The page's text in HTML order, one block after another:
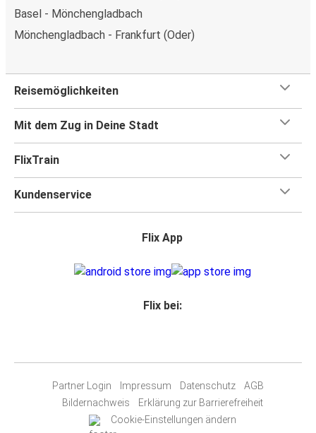
Basel - Mönchengladbach
Mönchengladbach - Frankfurt (Oder)
Reisemöglichkeiten
Mit dem Zug in Deine Stadt
FlixTrain
Kundenservice
Flix App
Flix bei:
Partner Login Impressum Datenschutz
AGB
Bildernachweis
Erklärung zur Barrierefreiheit
Cookie-Einstellungen ändern